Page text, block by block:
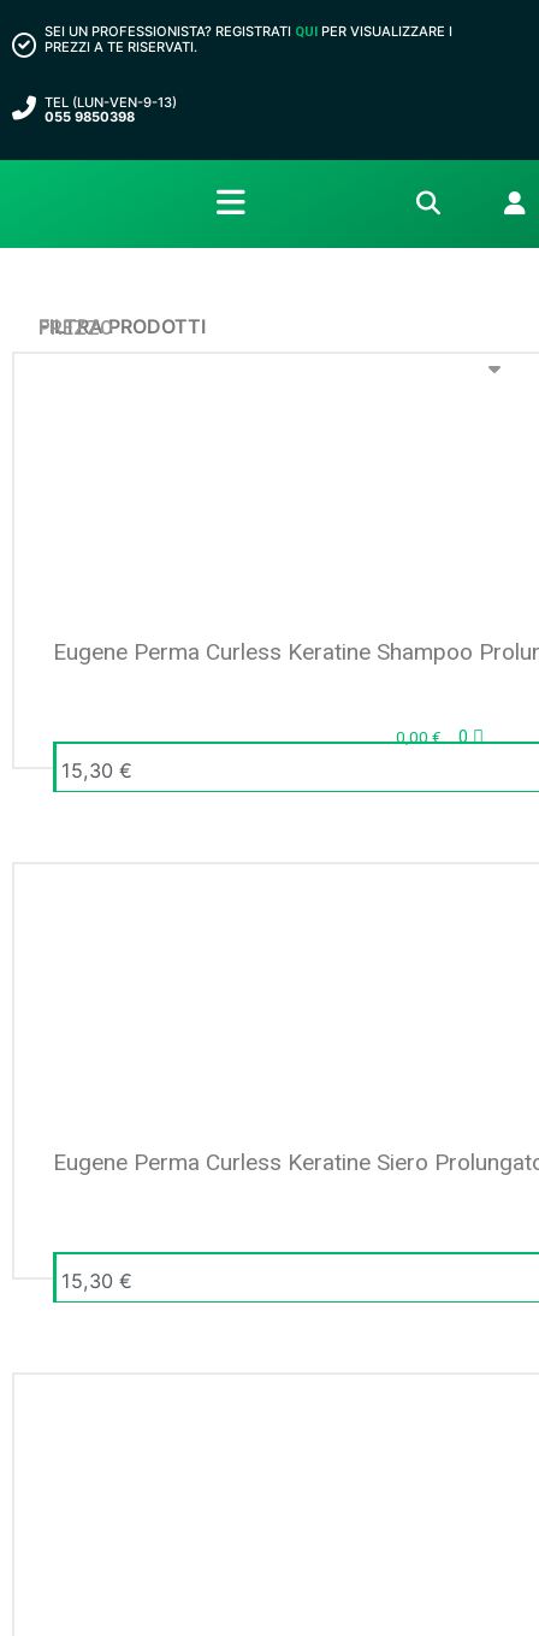
SEI UN PROFESSIONISTA? REGISTRATI QUI PER VISUALIZZARE I
PREZZI A TE RISERVATI.
TEL (LUN-VEN-9-13)
055 9850398
0,00 € 0
FILTRA PRODOTTI
PREZZO
Eugene Perma Curless Keratine Shampoo
15,30 €
Eugene Perma Curless Keratine Siero
15,30 €